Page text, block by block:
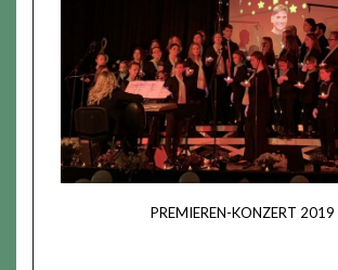
PREMIEREN-KONZERT 2019